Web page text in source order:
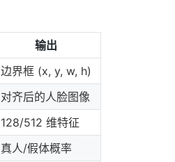
输出
边界框 (x, y, w, h)
对齐后的人脸图像
128/512 维特征
真人/假体概率